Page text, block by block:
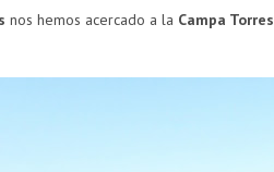
nos hemos acercado a la Campa Torres